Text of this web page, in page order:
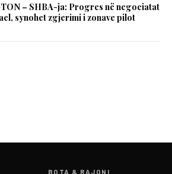
– SHBA-ja: Progres në negociatat
synohet zgjerimi i zonave pilot
BOTA & RAJONI